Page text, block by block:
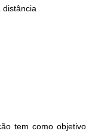
distância
tem como objetivo